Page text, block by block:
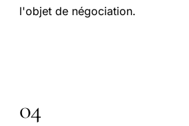
l'objet de négociation.
04